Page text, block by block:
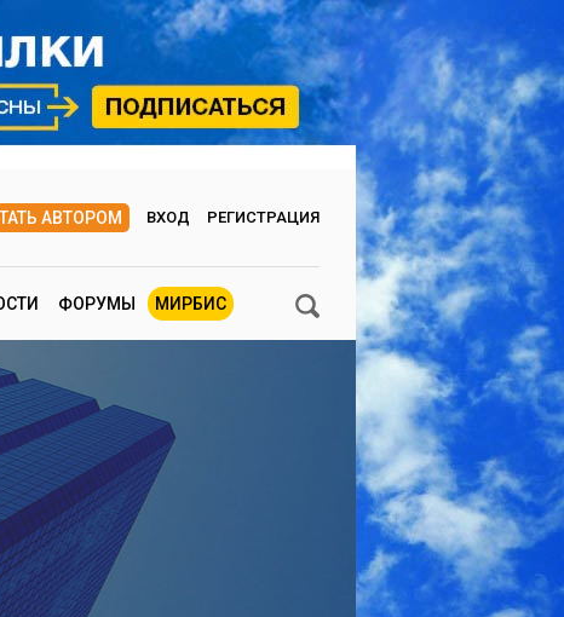
АВТОРОМ ВХОД РЕГИСТРАЦИЯ
ФОРУМЫ МИРБИС